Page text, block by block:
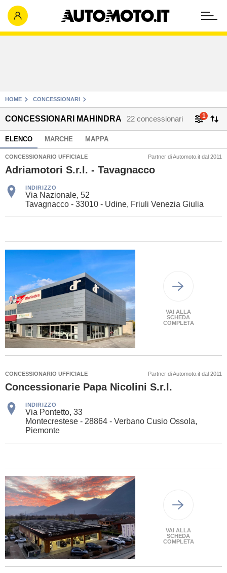
HOME CONCESSIONARI
CONCESSIONARI MAHINDRA 22 concessionari 1
ELENCO MARCHE MAPPA
CONCESSIONARIO UFFICIALE Partner di Automoto.it dal 2011
Adriamotori S.r.l. - Tavagnacco
INDIRIZZO
Via Nazionale, 52
Tavagnacco - 33010 - Udine, Friuli Venezia Giulia
VAI ALLA
SCHEDA
COMPLETA
CONCESSIONARIO UFFICIALE Partner di Automoto.it dal 2011
Concessionarie Papa Nicolini S.r.l.
INDIRIZZO
Via Pontetto, 33
Montecrestese - 28864 - Verbano Cusio Ossola,
Piemonte
VAI ALLA
SCHEDA
COMPLETA